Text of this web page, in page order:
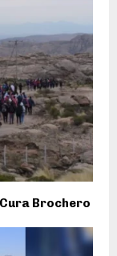
Brochero